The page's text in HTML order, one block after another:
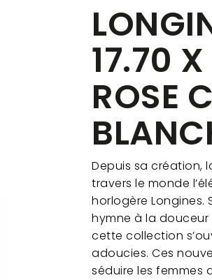
17.70
ROSE
Depuis sa création,
travers le monde
horlogère Longines.
hymne à la douceur
cette collection
adoucies. Ces
séduire les femmes